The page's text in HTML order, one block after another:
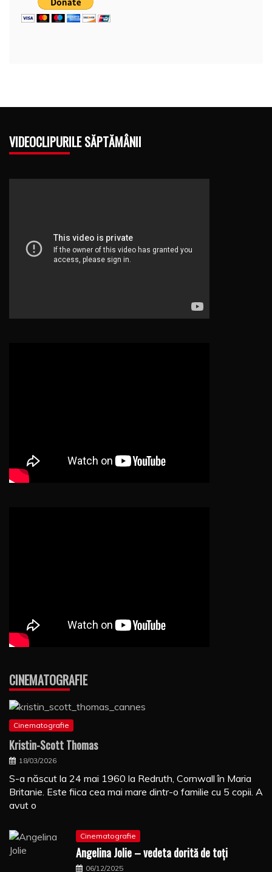
VIDEOCLIPURILE SĂPTĂMÂNII
CINEMATOGRAFIE
Cinematografie
Kristin-Scott Thomas
18/03/2026
S-a născut la 24 mai 1960 la Redruth, Cornwall în Maria
Britanie. Este fiica cea mai mare dintr-o familie cu 5 copii. A
avut o
Cinematografie
Angelina Jolie – vedeta dorită de toți
06/12/2025